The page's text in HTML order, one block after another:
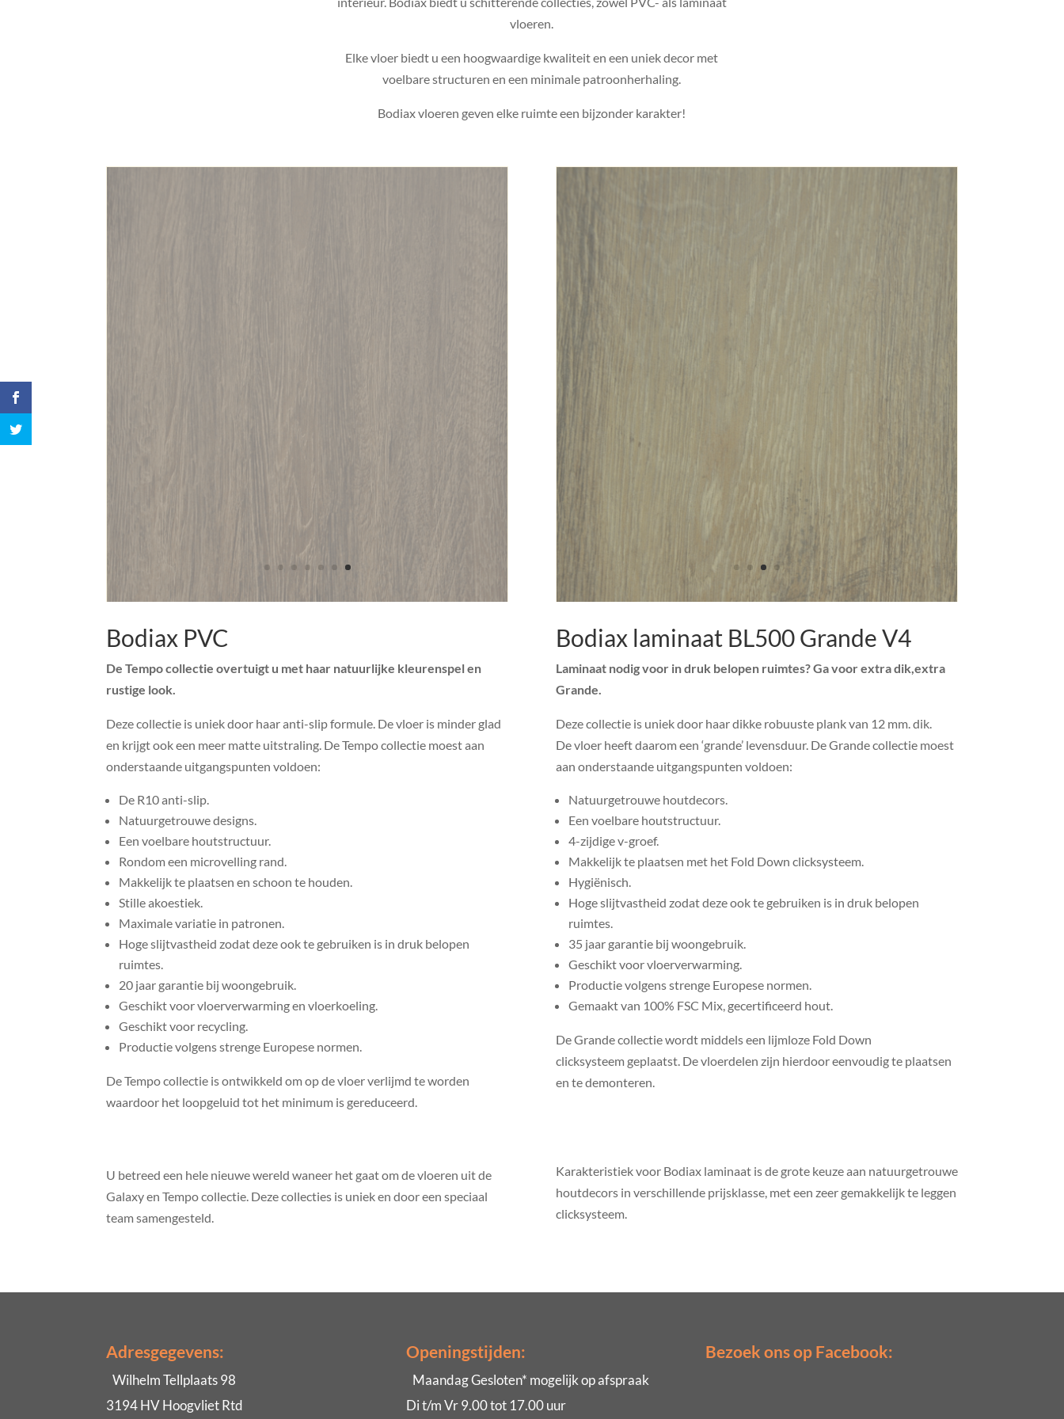
vloeren.
Elke vloer biedt u een hoogwaardige kwaliteit en een uniek decor met
voelbare structuren en een minimale patroonherhaling.
Bodiax vloeren geven elke ruimte een bijzonder karakter!
Bodiax PVC
De Tempo collectie overtuigt u met haar natuurlijke kleurenspel en
rustige look.
Deze collectie is uniek door haar anti-slip formule. De vloer is minder glad
en krijgt ook een meer matte uitstraling. De Tempo collectie moest aan
onderstaande uitgangspunten voldoen:
De R10 anti-slip.
Natuurgetrouwe designs.
Een voelbare houtstructuur.
Rondom een microvelling rand.
Makkelijk te plaatsen en schoon te houden.
Stille akoestiek.
Maximale variatie in patronen.
Hoge slijtvastheid zodat deze ook te gebruiken is in druk belopen
ruimtes.
20 jaar garantie bij woongebruik.
Geschikt voor vloerverwarming en vloerkoeling.
Geschikt voor recycling.
Productie volgens strenge Europese normen.
De Tempo collectie is ontwikkeld om op de vloer verlijmd te worden
waardoor het loopgeluid tot het minimum is gereduceerd.
U betreed een hele nieuwe wereld waneer het gaat om de vloeren uit de
Galaxy en Tempo collectie. Deze collecties is uniek en door een speciaal
team samengesteld.
Bodiax laminaat BL500 Grande V4
Laminaat nodig voor in druk belopen ruimtes? Ga voor extra dik,extra
Grande.
Deze collectie is uniek door haar dikke robuuste plank van 12 mm. dik.
De vloer heeft daarom een ‘grande’ levensduur. De Grande collectie moest
aan onderstaande uitgangspunten voldoen:
Natuurgetrouwe houtdecors.
Een voelbare houtstructuur.
4-zijdige v-groef.
Makkelijk te plaatsen met het Fold Down clicksysteem.
Hygiënisch.
Hoge slijtvastheid zodat deze ook te gebruiken is in druk belopen
ruimtes.
35 jaar garantie bij woongebruik.
Geschikt voor vloerverwarming.
Productie volgens strenge Europese normen.
Gemaakt van 100% FSC Mix, gecertificeerd hout.
De Grande collectie wordt middels een lijmloze Fold Down
clicksysteem geplaatst. De vloerdelen zijn hierdoor eenvoudig te plaatsen
en te demonteren.
Karakteristiek voor Bodiax laminaat is de grote keuze aan natuurgetrouwe
houtdecors in verschillende prijsklasse, met een zeer gemakkelijk te leggen
clicksysteem.
Adresgegevens:
Wilhelm Tellplaats 98
3194 HV Hoogvliet Rtd
Openingstijden:
Maandag Gesloten* mogelijk op afspraak
Di t/m Vr 9.00 tot 17.00 uur
Bezoek ons op Facebook: